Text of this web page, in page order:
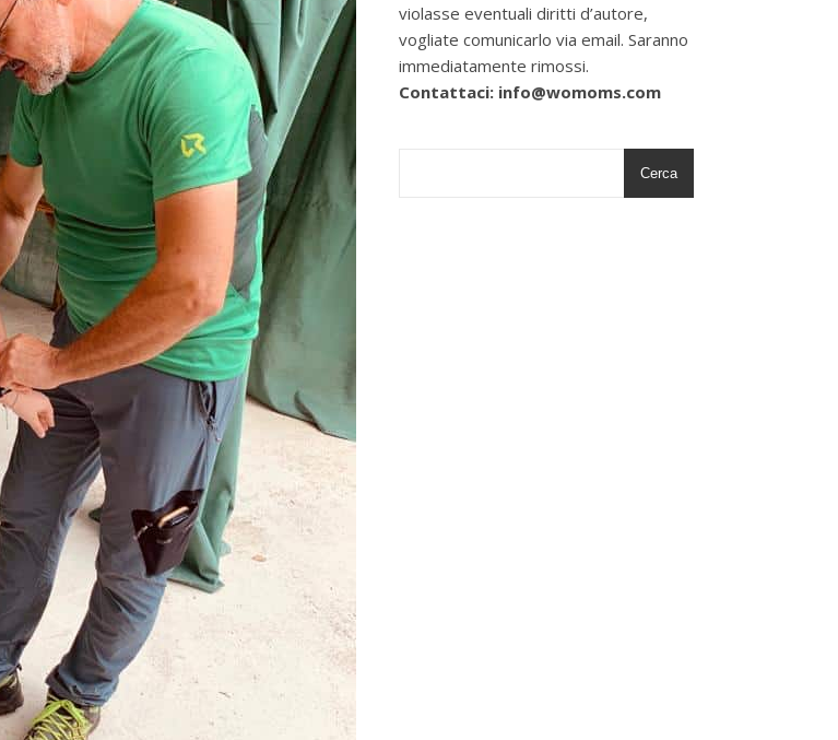
violasse eventuali diritti d’autore,
vogliate comunicarlo via email. Saranno
immediatamente rimossi.
Contattaci: info@womoms.com
Cerca